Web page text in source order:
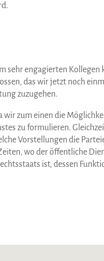
sehr engagierten Kollegen
das wir jetzt noch
zuzugehen.
wir zum einen die
zu formulieren.
Vorstellungen die
wo der öffentliche
ist, dessen